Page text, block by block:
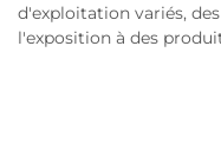
d'exploitation variés,
l'exposition à des